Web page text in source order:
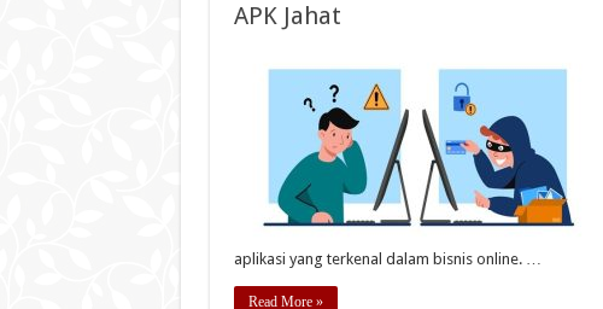
APK Jahat
aplikasi yang terkenal dalam bisnis online. …
Read More »